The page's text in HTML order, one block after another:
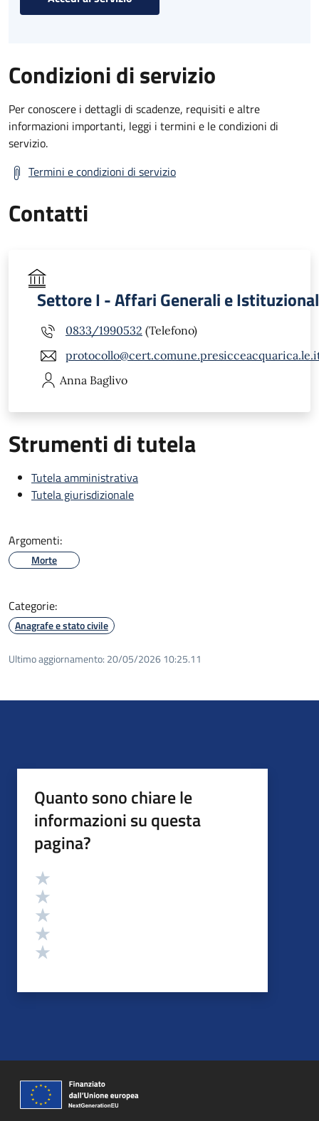
Condizioni di servizio
Per conoscere i dettagli di scadenze, requisiti e altre
informazioni importanti, leggi i termini e le condizioni di
servizio.
Termini e condizioni di servizio
Contatti
Settore I - Affari Generali e
0833/1990532 (Telefono)
Anna Baglivo
Strumenti di tutela
Tutela amministrativa
Tutela giurisdizionale
Argomenti:
Morte
Categorie:
Anagrafe e stato civile
Ultimo aggiornamento: 20/05/2026 10:25.11
Quanto sono chiare le
informazioni su questa
pagina?
Valutazione